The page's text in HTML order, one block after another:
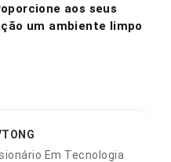
aos seus
um ambiente limpo
Em Tecnologia